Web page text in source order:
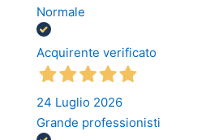
Normale
Acquirente verificato
24 Luglio 2026
Grande professionisti